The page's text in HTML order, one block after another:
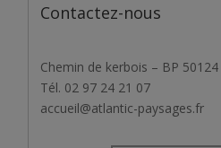
Contactez-nous
Chemin de kerbois – BP
Tél. 02 97 24 21 07
accueil@atlantic-paysages.fr